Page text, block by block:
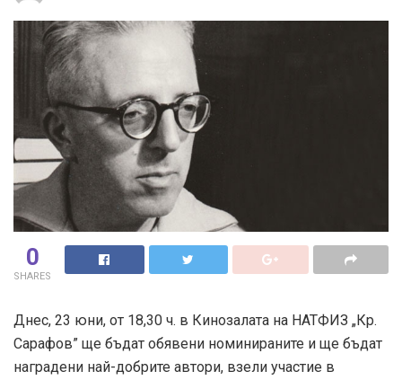
0
SHARES
Днес, 23 юни, от 18,30 ч. в Кинозалата на НАТФИЗ „Кр.
Сарафов” ще бъдат обявени номинираните и ще бъдат
наградени най-добрите автори, взели участие в